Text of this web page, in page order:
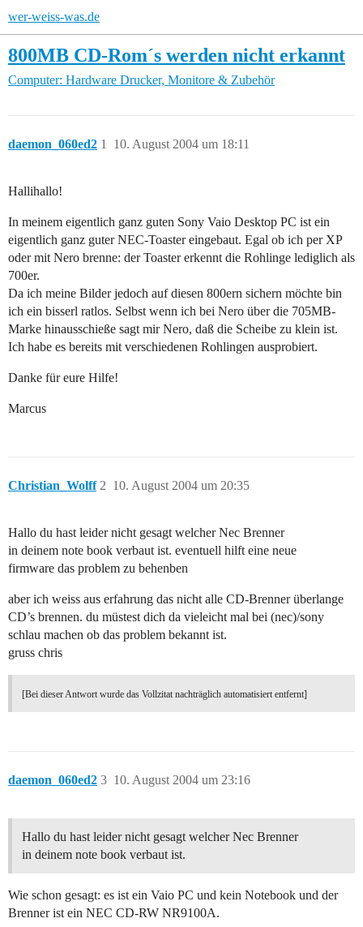
wer-weiss-was.de
800MB CD-Rom´s werden nicht erkannt
Computer: Hardware Drucker, Monitore & Zubehör
daemon_060ed2 10. August 2004 um 18:11
1
Hallihallo!
In meinem eigentlich ganz guten Sony Vaio Desktop PC ist ein
eigentlich ganz guter NEC-Toaster eingebaut. Egal ob ich per XP
oder mit Nero brenne: der Toaster erkennt die Rohlinge lediglich als
700er.
Da ich meine Bilder jedoch auf diesen 800ern sichern möchte bin
ich ein bisserl ratlos. Selbst wenn ich bei Nero über die 705MB-
Marke hinausschieße sagt mir Nero, daß die Scheibe zu klein ist.
Ich habe es bereits mit verschiedenen Rohlingen ausprobiert.
Danke für eure Hilfe!
Marcus
Christian_Wolff 10. August 2004 um 20:35
2
Hallo du hast leider nicht gesagt welcher Nec Brenner
in deinem note book verbaut ist. eventuell hilft eine neue
firmware das problem zu behenben
aber ich weiss aus erfahrung das nicht alle CD-Brenner überlange
CD’s brennen. du müstest dich da vieleicht mal bei (nec)/sony
schlau machen ob das problem bekannt ist.
gruss chris
[Bei dieser Antwort wurde das Vollzitat nachträglich automatisiert entfernt]
daemon_060ed2 10. August 2004 um 23:16
3
Hallo du hast leider nicht gesagt welcher Nec Brenner
in deinem note book verbaut ist.
Wie schon gesagt: es ist ein Vaio PC und kein Notebook und der
Brenner ist ein NEC CD-RW NR9100A.